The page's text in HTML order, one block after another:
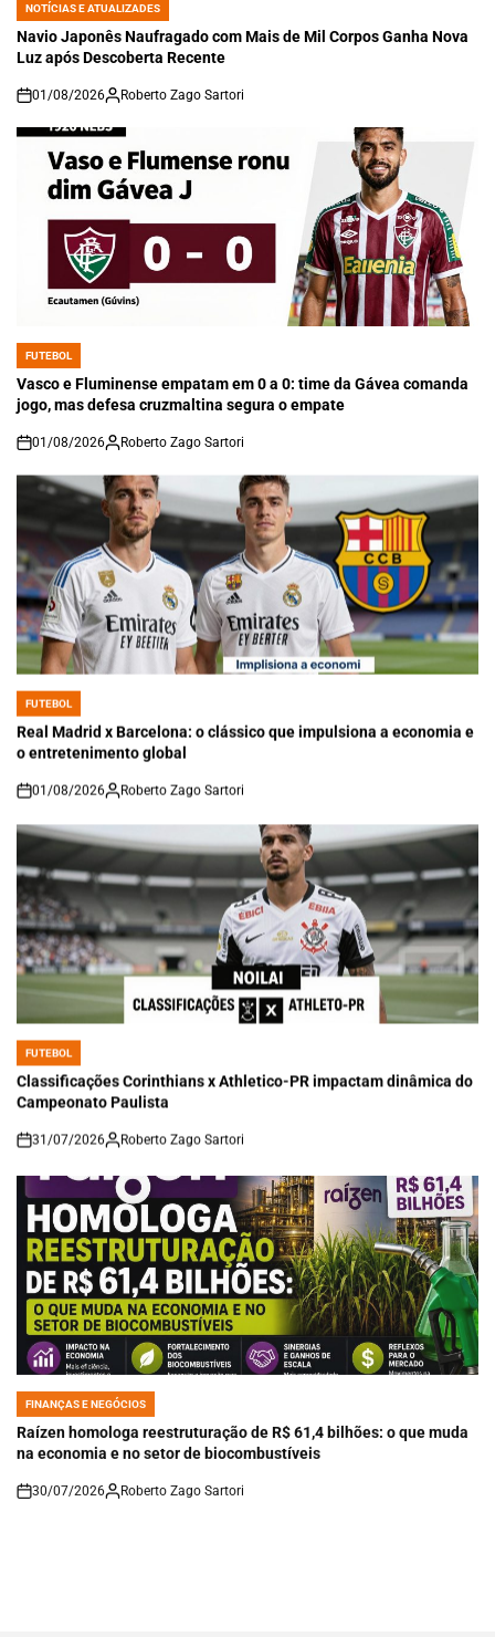
POSTED
IN
NOTÍCIAS E ATUALIZADES
Navio Japonês Naufragado com Mais de Mil Corpos Ganha Nova
Luz após Descoberta Recente
on
01/08/2026 Roberto Zago Sartori
POSTED
IN
FUTEBOL
Vasco e Fluminense empatam em 0 a 0: time da Gávea comanda
jogo, mas defesa cruzmaltina segura o empate
on
01/08/2026 Roberto Zago Sartori
POSTED
IN
FUTEBOL
Real Madrid x Barcelona: o clássico que impulsiona a economia e
o entretenimento global
on
01/08/2026 Roberto Zago Sartori
POSTED
IN
FUTEBOL
Classificações Corinthians x Athletico-PR impactam dinâmica do
Campeonato Paulista
on
31/07/2026 Roberto Zago Sartori
POSTED
IN
FINANÇAS E NEGÓCIOS
Raízen homologa reestruturação de R$ 61,4 bilhões: o que muda
na economia e no setor de biocombustíveis
on
30/07/2026 Roberto Zago Sartori